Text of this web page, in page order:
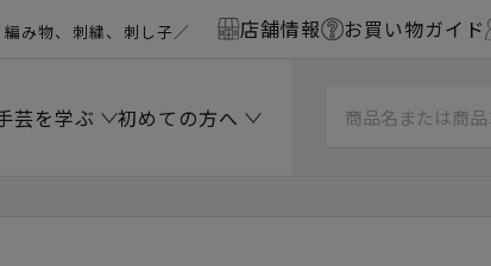
み物、刺繍、刺し子／ 店舗情報 お買い物ガイド
芸を学ぶ 初めての方へ